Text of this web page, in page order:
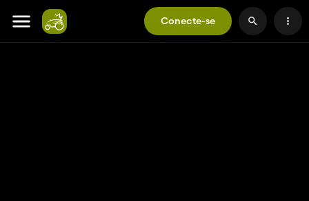
Conecte-se